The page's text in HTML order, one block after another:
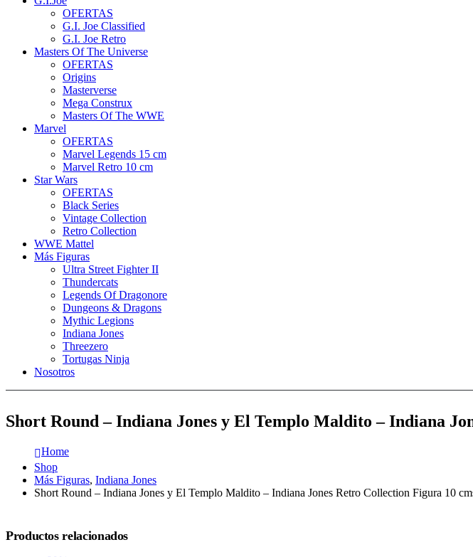
OFERTAS
G.I. Joe Classified
G.I. Joe Retro
Masters Of The Universe
OFERTAS
Origins
Masterverse
Mega Construx
Masters Of The WWE
Marvel
OFERTAS
Marvel Legends 15 cm
Marvel Retro 10 cm
Star Wars
OFERTAS
Black Series
Vintage Collection
Retro Collection
WWE Mattel
Más Figuras
Ultra Street Fighter II
Thundercats
Legends Of Dragonore
Dungeons & Dragons
Mythic Legions
Indiana Jones
Threezero
Tortugas Ninja
Nosotros
Short Round – Indiana Jones y El Templo Maldito – Indiana
Home
Shop
Más Figuras, Indiana Jones
Short Round – Indiana Jones y El Templo Maldito – Indiana Jones Retro Collection Figura 10
Productos relacionados